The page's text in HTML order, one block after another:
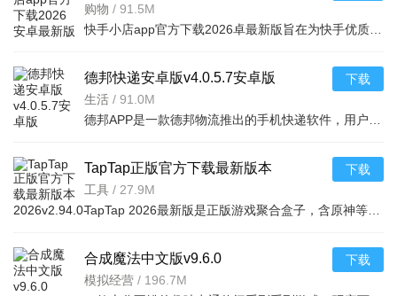
v7.2.40.481安卓最新版
购物 / 91.5M
德邦快递安卓版v4.0.5.7安卓版
生活 / 91.0M
下载
TapTap正版官方下载最新版本
2026v2.94.0-mkt#100300手机版
工具 / 27.9M
下载
合成魔法中文版v9.6.0
模拟经营 / 196.7M
下载